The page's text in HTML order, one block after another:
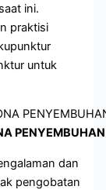
ini.
praktisi
untuk
dan
pengobatan